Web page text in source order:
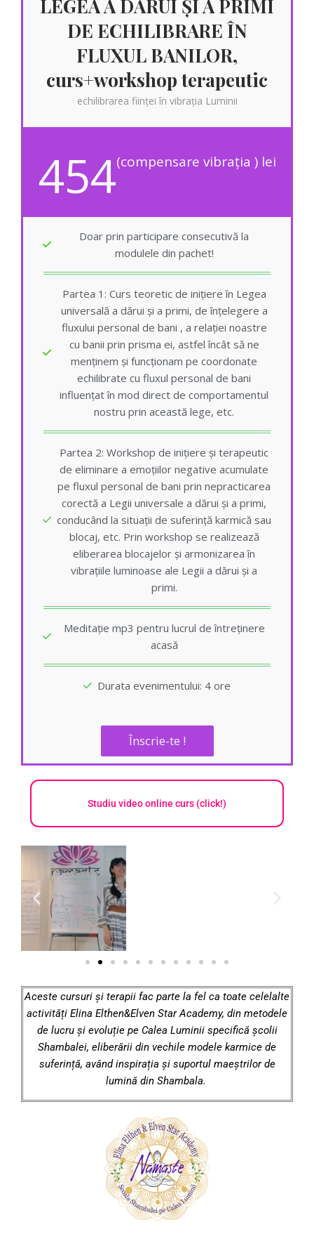
LEGEA A DĂRUI ȘI A PRIMI
DE ECHILIBRARE ÎN
FLUXUL BANILOR,
curs+workshop terapeutic
echilibrarea ființei în vibrația Luminii
454(compensare vibrația ) lei
Doar prin participare consecutivă la
modulele din pachet!
Partea 1: Curs teoretic de inițiere în Legea
universală a dărui și a primi, de înțelegere a
fluxului personal de bani , a relației noastre
cu banii prin prisma ei, astfel încât să ne
menținem și funcționam pe coordonate
echilibrate cu fluxul personal de bani
influențat în mod direct de comportamentul
nostru prin această lege, etc.
Partea 2: Workshop de inițiere și terapeutic
de eliminare a emoțiilor negative acumulate
pe fluxul personal de bani prin nepracticarea
corectă a Legii universale a dărui și a primi,
conducând la situații de suferință karmică sau
blocaj, etc. Prin workshop se realizează
eliberarea blocajelor și armonizarea în
vibrațiile luminoase ale Legii a dărui și a
primi.
Meditație mp3 pentru lucrul de întreținere
acasă
Durata evenimentului: 4 ore
Înscrie-te !
Studiu video online curs (click!)
Aceste cursuri și terapii fac parte la fel ca toate celelalte
activități Elina Elthen&Elven Star Academy, din metodele
de lucru și evoluție pe Calea Luminii specifică școlii
Shambalei, eliberării din vechile modele karmice de
suferință, având inspirația și suportul maeștrilor de
lumină din Shambala.